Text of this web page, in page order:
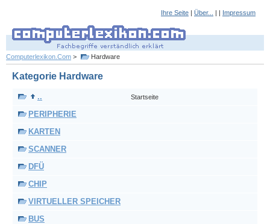
Ihre Seite | Über... | | Impressum
Computerlexikon.Com > Hardware
Kategorie Hardware
.. Startseite
PERIPHERIE
KARTEN
SCANNER
DFÜ
CHIP
VIRTUELLER SPEICHER
BUS